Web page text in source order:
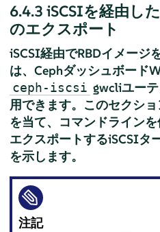
6.4.3 iSCSIを経由し
のエクスポート
iSCSI経由でRBDイメージ
は、Cephダッシュボード
ceph-iscsi gwcliユー
用できます。このセクシ
を当て、コマンドライン
エクスポートするiSCSIタ
を示します。
注記